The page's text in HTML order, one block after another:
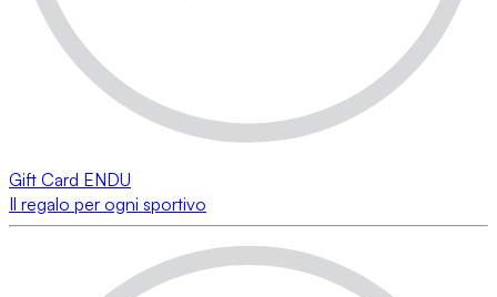
Gift Card ENDU
Il regalo per ogni sportivo